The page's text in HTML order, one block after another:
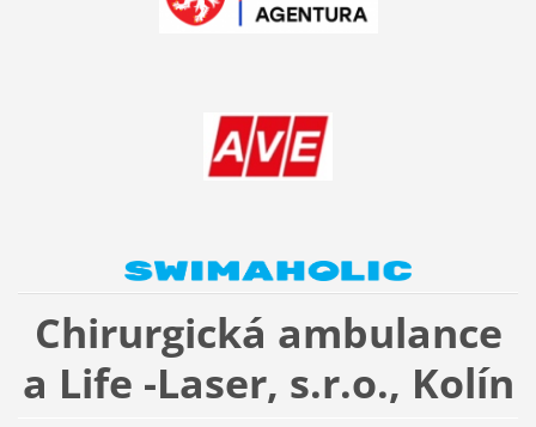
Chirurgická ambulance
a Life -Laser, s.r.o., Kolín